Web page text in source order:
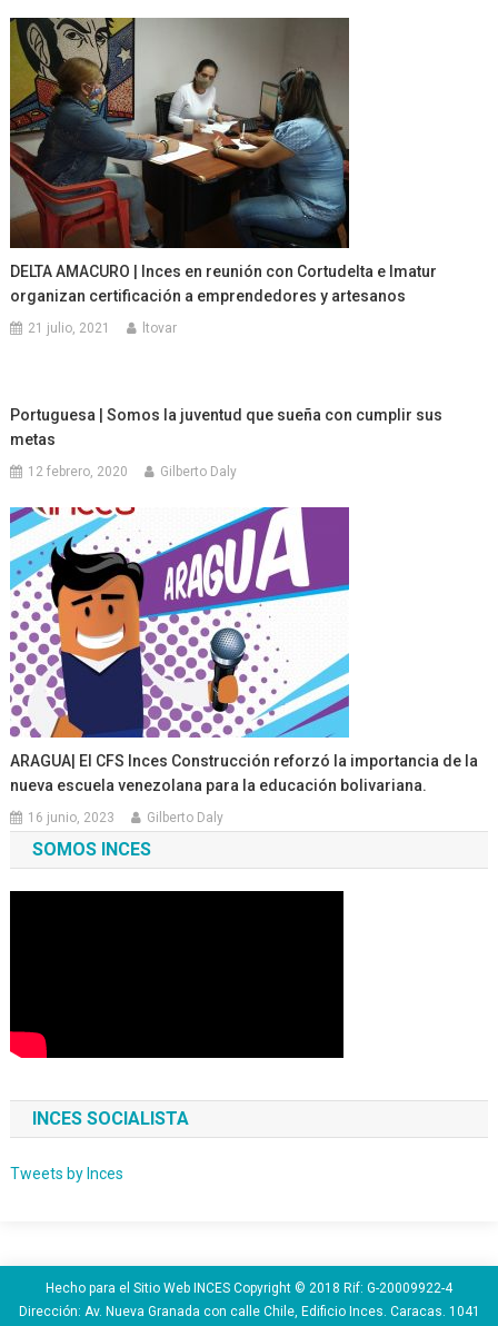
DELTA AMACURO | Inces en reunión con Cortudelta e Imatur
organizan certificación a emprendedores y artesanos
21 julio, 2021 ltovar
Portuguesa | Somos la juventud que sueña con cumplir sus
metas
12 febrero, 2020 Gilberto Daly
ARAGUA| El CFS Inces Construcción reforzó la importancia de la
nueva escuela venezolana para la educación bolivariana.
16 junio, 2023 Gilberto Daly
SOMOS INCES
INCES SOCIALISTA
Tweets by Inces
Hecho para el Sitio Web INCES Copyright © 2018 Rif: G-20009922-4
Dirección: Av. Nueva Granada con calle Chile, Edificio Inces. Caracas. 1041